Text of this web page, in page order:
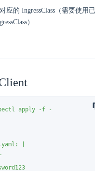
应的 IngressClass（需要使用已
）
apply -f -
|